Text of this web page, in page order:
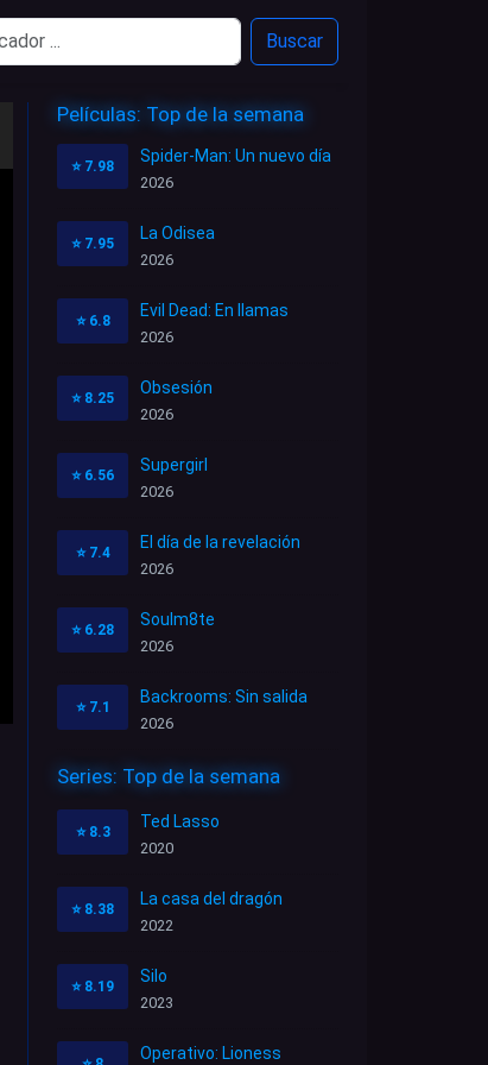
Buscar
Películas: Top de la semana
⭐ 7.98
Spider-Man: Un nuevo día
2026
⭐ 7.95
La Odisea
2026
⭐ 6.8
Evil Dead: En llamas
2026
⭐ 8.25
Obsesión
2026
⭐ 6.56
Supergirl
2026
⭐ 7.4
El día de la revelación
2026
⭐ 6.28
Soulm8te
2026
⭐ 7.1
Backrooms: Sin salida
2026
Series: Top de la semana
⭐ 8.3
Ted Lasso
2020
⭐ 8.38
La casa del dragón
2022
⭐ 8.19
Silo
2023
Operativo: Lioness